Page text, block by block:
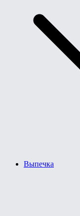
Выпечка